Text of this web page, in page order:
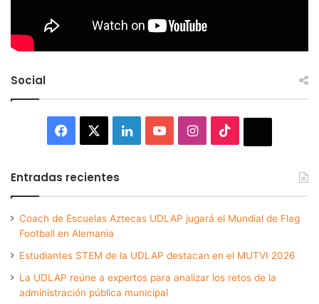
Social
Facebook LinkedInYouTubeInstagram
Entradas recientes
Coach de Escuelas Aztecas UDLAP jugará el Mundial de Flag
Football en Alemania
Estudiantes STEM de la UDLAP destacan en el MUTVI 2026
La UDLAP reúne a expertos para analizar los retos de la
administración pública municipal